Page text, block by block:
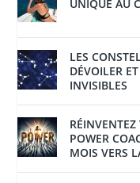
UNIQUE AU
LES
DÉVOILER
INVISIBLES
POWER
MOIS VERS